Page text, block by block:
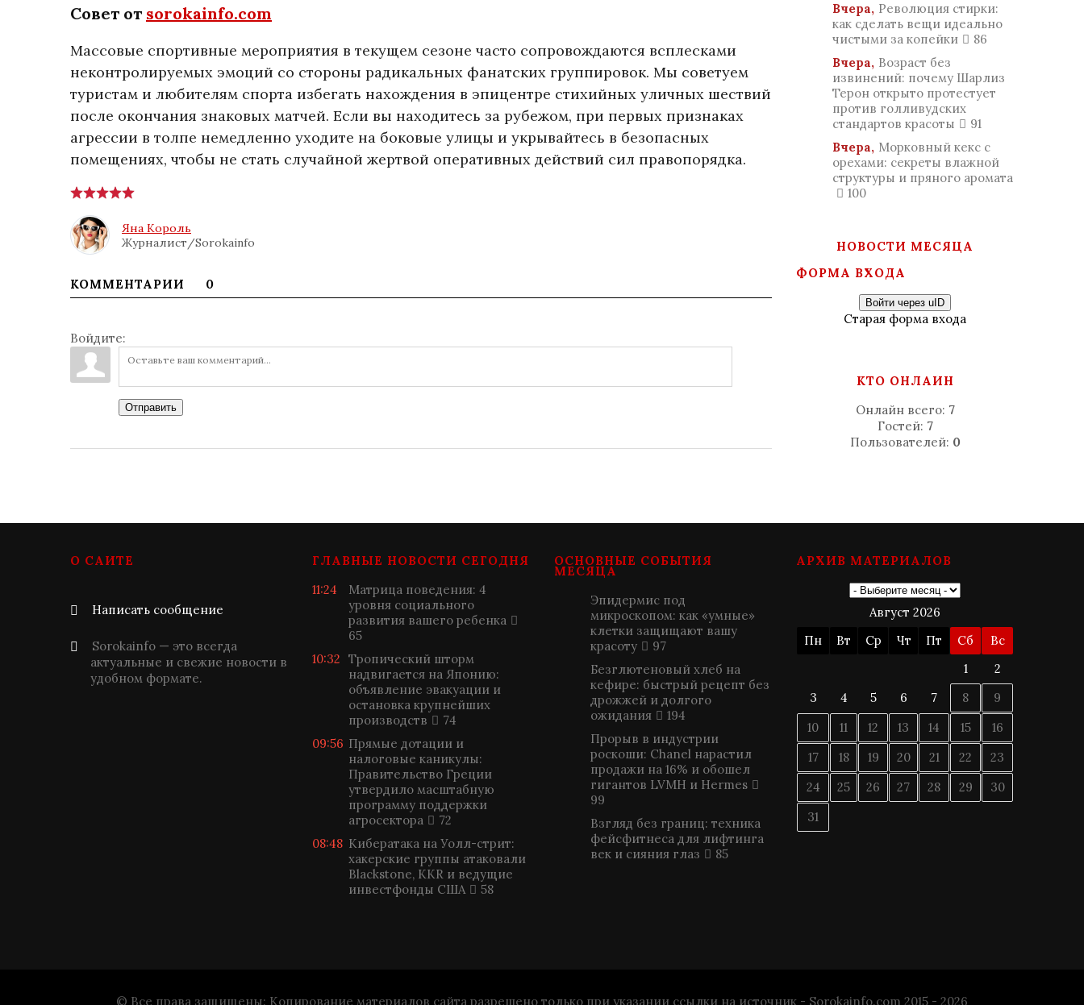
Совет от sorokainfo.com
Массовые спортивные мероприятия в текущем сезоне часто сопровождаются всплесками
неконтролируемых эмоций со стороны радикальных фанатских группировок. Мы советуем
туристам и любителям спорта избегать нахождения в эпицентре стихийных уличных шествий
после окончания знаковых матчей. Если вы находитесь за рубежом, при первых признаках
агрессии в толпе немедленно уходите на боковые улицы и укрывайтесь в безопасных
помещениях, чтобы не стать случайной жертвой оперативных действий сил правопорядка.
Яна Король
Журналист/Sorokainfo
КОММЕНТАРИИ 0
Войдите:
Отправить
Вчера, Революция стирки:
как сделать вещи идеально
чистыми за копейки
86
Вчера, Возраст без
извинений: почему Шарлиз
Терон открыто протестует
против голливудских
стандартов красоты
91
Вчера, Морковный кекс с
орехами: секреты влажной
структуры и пряного аромата
100
НОВОСТИ МЕСЯЦА
ФОРМА ВХОДА
Войти через uID
Старая форма входа
КТО ОНЛАЙН
Онлайн всего: 7
Гостей: 7
Пользователей: 0
О САЙТЕ
Написать сообщение
Sorokainfo — это всегда
актуальные и свежие новости в
удобном формате.
ГЛАВНЫЕ НОВОСТИ СЕГОДНЯ
11:24
Матрица поведения: 4
уровня социального
развития вашего ребенка
65
10:32 Тропический шторм
надвигается на Японию:
объявление эвакуации и
остановка крупнейших
производств
74
09:56 Прямые дотации и
налоговые каникулы:
Правительство Греции
утвердило масштабную
программу поддержки
агросектора
72
08:48 Кибератака на Уолл-стрит:
хакерские группы атаковали
Blackstone, KKR и ведущие
инвестфонды США
58
ОСНОВНЫЕ СОБЫТИЯ
МЕСЯЦА
Эпидермис под
микроскопом: как «умные»
клетки защищают вашу
красоту
97
Безглютеновый хлеб на
кефире: быстрый рецепт без
дрожжей и долгого
ожидания
194
Прорыв в индустрии
роскоши: Chanel нарастил
продажи на 16% и обошел
гигантов LVMH и Hermes
99
Взгляд без границ: техника
фейсфитнеса для лифтинга
век и сияния глаз
85
АРХИВ МАТЕРИАЛОВ
Август 2026
Пн
Вт Ср Чт Пт Сб
Вс
1
2
3
4 5 6 7 8
9
10
11 12 13 14 15
16
17
18 19 20 21 22
23
24
25 26 27 28 29
30
31
© Все права защищены: Копирование материалов сайта разрешено только при указании ссылки на источник - Sorokainfo.com 2015 - 2026